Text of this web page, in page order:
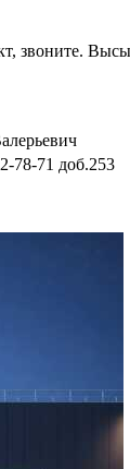
78-71 доб.253